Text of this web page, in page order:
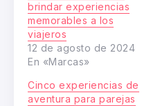
brindar experiencias
memorables a los
viajeros
12 de agosto de 2024
En «Marcas»
Cinco experiencias de
aventura para parejas